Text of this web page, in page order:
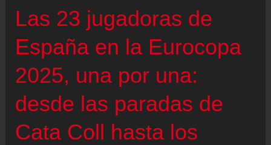
Las 23 jugadoras de
España en la Eurocopa
2025, una por una:
desde las paradas de
Cata Coll hasta los